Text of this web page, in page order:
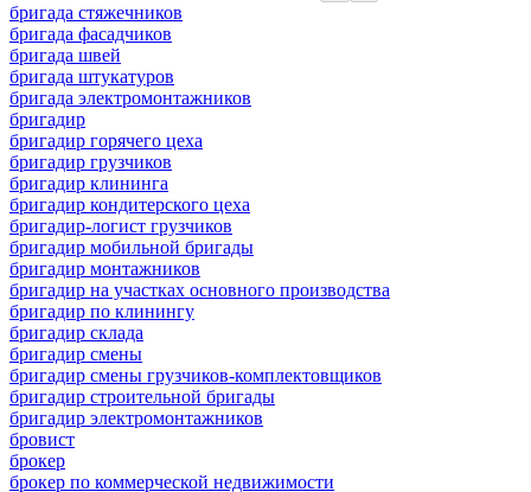
бригада стяжечников
бригада фасадчиков
бригада швей
бригада штукатуров
бригада электромонтажников
бригадир
бригадир горячего цеха
бригадир грузчиков
бригадир клининга
бригадир кондитерского цеха
бригадир-логист грузчиков
бригадир мобильной бригады
бригадир монтажников
бригадир на участках основного производства
бригадир по клинингу
бригадир склада
бригадир смены
бригадир смены грузчиков-комплектовщиков
бригадир строительной бригады
бригадир электромонтажников
бровист
брокер
брокер по коммерческой недвижимости